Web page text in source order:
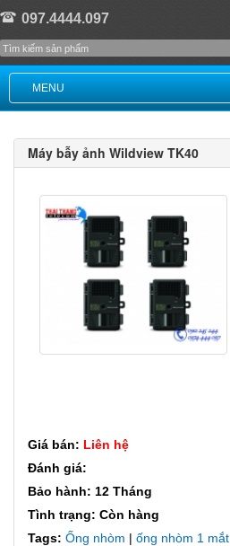
097.4444.097
MENU
Máy bẫy ảnh Wildview TK40
Giá bán: Liên hệ
Đánh giá:
Bảo hành: 12 Tháng
Tình trạng: Còn hàng
Tags: Ống nhòm | ống nhòm 1 mắt